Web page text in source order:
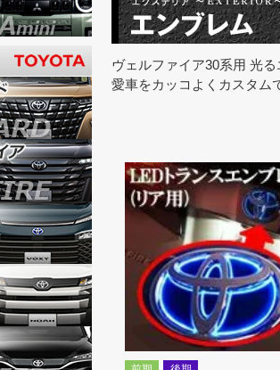
ヴェルファイア30系用 光
愛車をカッコよくカスタム